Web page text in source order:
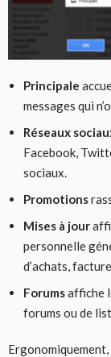
Principale
messages qui
Réseaux
Facebook,
sociaux.
Promotions
Mises à jour
personnelle
d’achats,
Forumsaffiche
forums ou de